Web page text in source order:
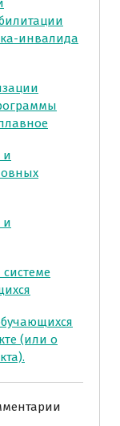
инвалида
и
и
(или о